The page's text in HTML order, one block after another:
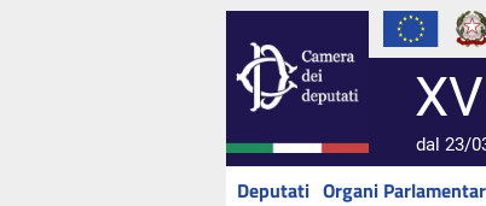
dal 23/
Deputati Organi